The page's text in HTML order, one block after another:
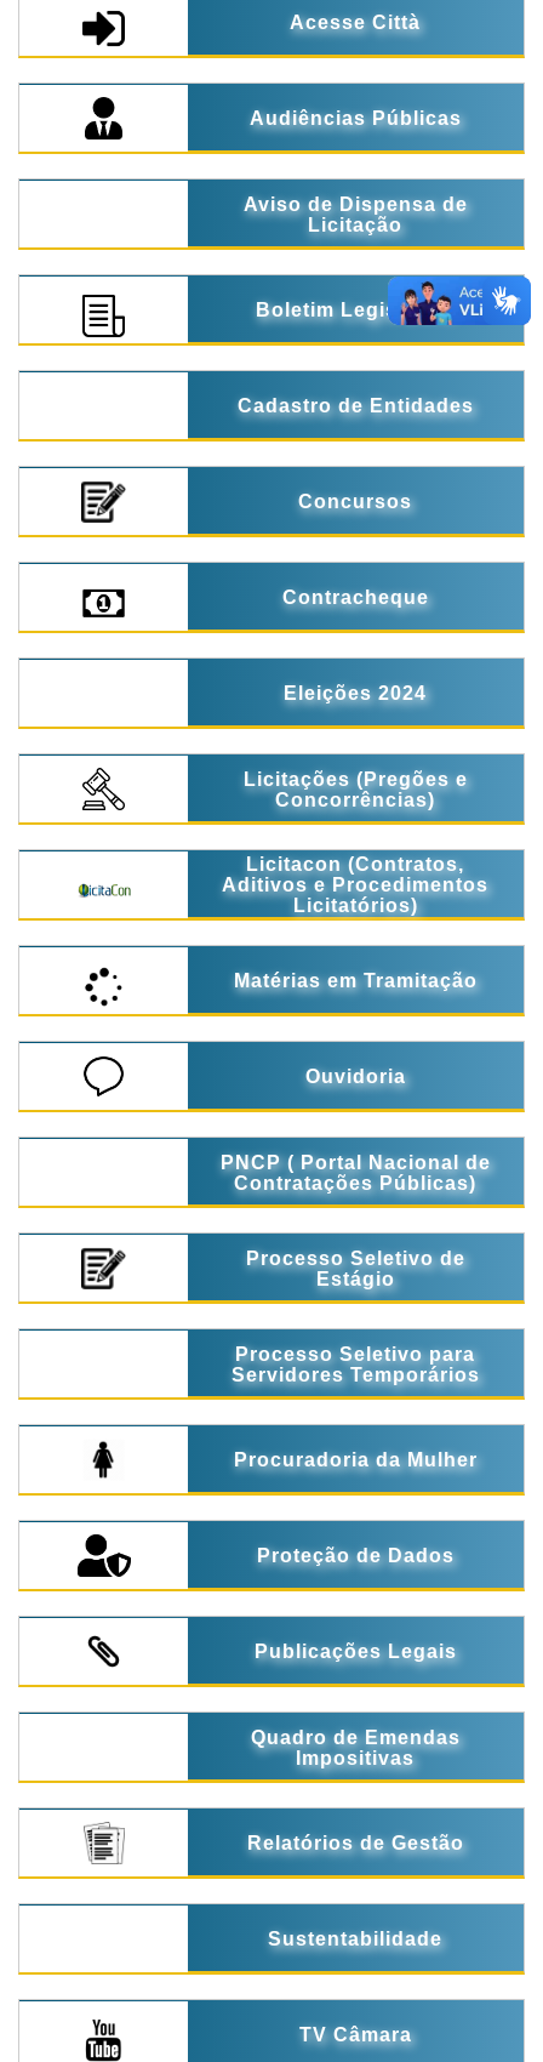
Acesse Città
Audiências Públicas
Aviso de Dispensa de
Licitação
Boletim Legislativo
Cadastro de Entidades
Concursos
Contracheque
Eleições 2024
Licitações (Pregões e
Concorrências)
Licitacon (Contratos,
Aditivos e Procedimentos
Licitatórios)
Matérias em Tramitação
Ouvidoria
PNCP ( Portal Nacional de
Contratações Públicas)
Processo Seletivo de
Estágio
Processo Seletivo para
Servidores Temporários
Procuradoria da Mulher
Proteção de Dados
Publicações Legais
Quadro de Emendas
Impositivas
Relatórios de Gestão
Sustentabilidade
TV Câmara